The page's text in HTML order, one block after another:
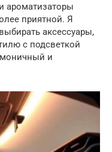
ароматизаторы
приятной. Я
аксессуары,
с подсветкой
и